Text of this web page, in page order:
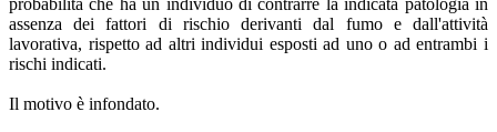
assenza dei fattori di rischio derivanti dal fumo e dall'attività
lavorativa, rispetto ad altri individui esposti ad uno o ad entrambi i
rischi indicati.
Il motivo è infondato.